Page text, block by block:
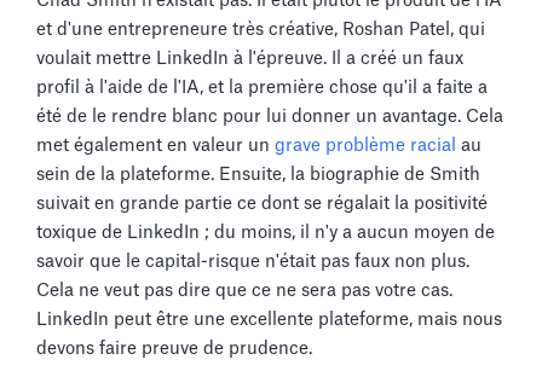
et d'une entrepreneure très créative, Roshan Patel, qui
voulait mettre LinkedIn à l'épreuve. Il a créé un faux
profil à l'aide de l'IA, et la première chose qu'il a faite a
été de le rendre blanc pour lui donner un avantage. Cela
met également en valeur un grave problème racial au
sein de la plateforme. Ensuite, la biographie de Smith
suivait en grande partie ce dont se régalait la positivité
toxique de LinkedIn ; du moins, il n'y a aucun moyen de
savoir que le capital-risque n'était pas faux non plus.
Cela ne veut pas dire que ce ne sera pas votre cas.
LinkedIn peut être une excellente plateforme, mais nous
devons faire preuve de prudence.